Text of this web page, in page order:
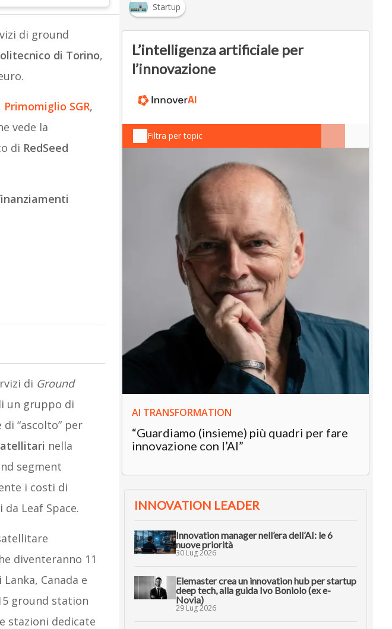
di ground
di Torino,
SGR,
vede la
di RedSeed
di Ground
un gruppo di
“ascolto” per
nella
segment
i costi di
Leaf Space.
diventeranno 11
Canada e
ground station
stazioni dedicate
Startup
L’intelligenza artificiale per
l’innovazione
Filtra per topic
AI TRANSFORMATION
“Guardiamo (insieme) più quadri per fare
innovazione con l’AI”
INNOVATION LEADER
Innovation manager nell’era dell’AI: le 6
nuove priorità
30 Lug 2026
Elemaster crea un innovation hub per startup
deep tech, alla guida Ivo Boniolo (ex e-
Novia)
29 Lug 2026